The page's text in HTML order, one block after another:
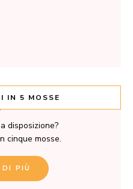
IN 5 MOSSE
disposizione?
cinque mosse.
DI PIÙ